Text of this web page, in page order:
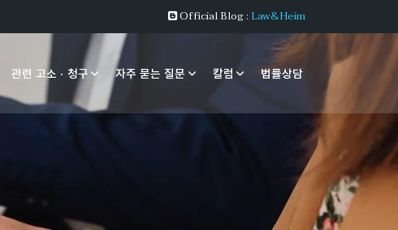
Official Blog : Law&Heim
관련 고소 · 청구 자주 묻는 질문 칼럼 법률상담